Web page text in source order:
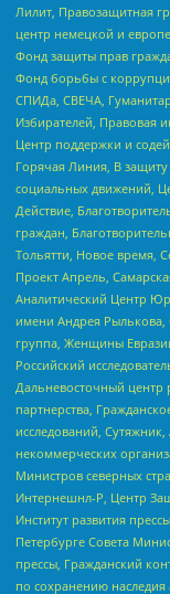
Лилит, Правозащитная
центр немецкой и
Фонд защиты прав
Фонд борьбы с
СПИДа, СВЕЧА,
Избирателей, Правовая
Центр поддержки и
Горячая Линия, В
социальных движений,
Действие,
граждан,
Тольятти, Новое время,
Проект Апрель,
Аналитический Центр
имени Андрея
группа, Женщины
Российский
Дальневосточный центр
партнерства,
исследований,
некоммерческих
Министров северных
Интернешнл-Р, Центр
Институт развития
Петербурге Совета
прессы, Гражданский
по сохранению